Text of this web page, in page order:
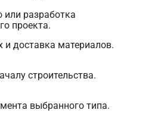
или разработка
проекта.
и доставка материалов.
строительства.
выбранного типа.